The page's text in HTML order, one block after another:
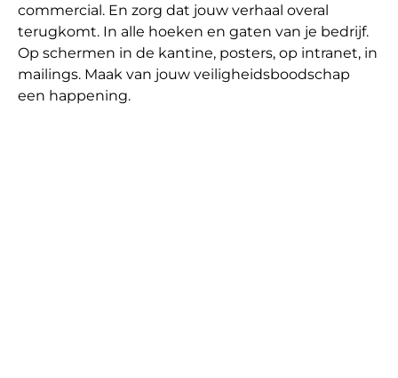
commercial. En zorg dat jouw verhaal overal
terugkomt. In alle hoeken en gaten van je bedrijf.
Op schermen in de kantine, posters, op intranet, in
mailings. Maak van jouw veiligheidsboodschap
een happening.